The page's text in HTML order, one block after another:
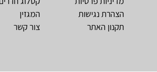
הצהרת נגישות
תקנון האתר
המגזין
צור קשר